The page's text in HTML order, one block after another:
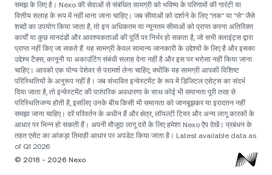
समझ के लिए है। Nexo की सेवाओं से संबंधित सामग्री को भविष्य के परिणामों की गारंटी या
वित्तीय सलाह के रूप में नहीं माना जाना चाहिए। जब सीमाओं को दर्शाने के लिए "तक" या "से" जैसे
शब्दों का उपयोग किया जाता है, तो इन अधिकतम या न्यूनतम सीमाओं को प्राप्त करना अतिरिक्त
कार्यों या कुछ मानदंडों और आवश्यकताओं की पूर्ति पर निर्भर हो सकता है, जो सभी क्लाइंट्स द्वारा
प्राप्त नहीं किए जा सकते हैं. यह सामग्री केवल सामान्य जानकारी के उद्देश्यों के लिए है और इसका
उद्देश्य टैक्स, कानूनी या अकाउंटिंग संबंधी सलाह देना नहीं है और इस पर भरोसा नहीं किया जाना
चाहिए। आपको एक योग्य पेशेवर से परामर्श लेना चाहिए, क्योंकि यह सामग्री आपकी विशिष्ट
परिस्थितियों के अनुरूप नहीं है। जब संभावित इन्वेस्टमेंट के रूप में डिजिटल एसेट्स का संदर्भ
दिया जाता है, तो इन्वेस्टमेंट की पारंपरिक अवधारणा के साथ कोई भी समानता पूरी तरह से
परिस्थितिजन्य होती है, इसलिए उनके बीच किसी भी समानता को जानबूझकर या इरादतन नहीं
समझा जाना चाहिए। दरें परिवर्तन के अधीन हैं और क्षेत्र, लॉयल्टी टियर और अन्य लागू कारकों के
आधार पर भिन्न हो सकती हैं। अपनी मौजूदा लागू दरों के लिए हमेशा Nexo ऐप देखें। प्रबंधन के
तहत एसेट का आंकड़ा तिमाही आधार पर अपडेट किया जाता है। Latest available data as
of Q1 2026
© 2018 - 2026 Nexo